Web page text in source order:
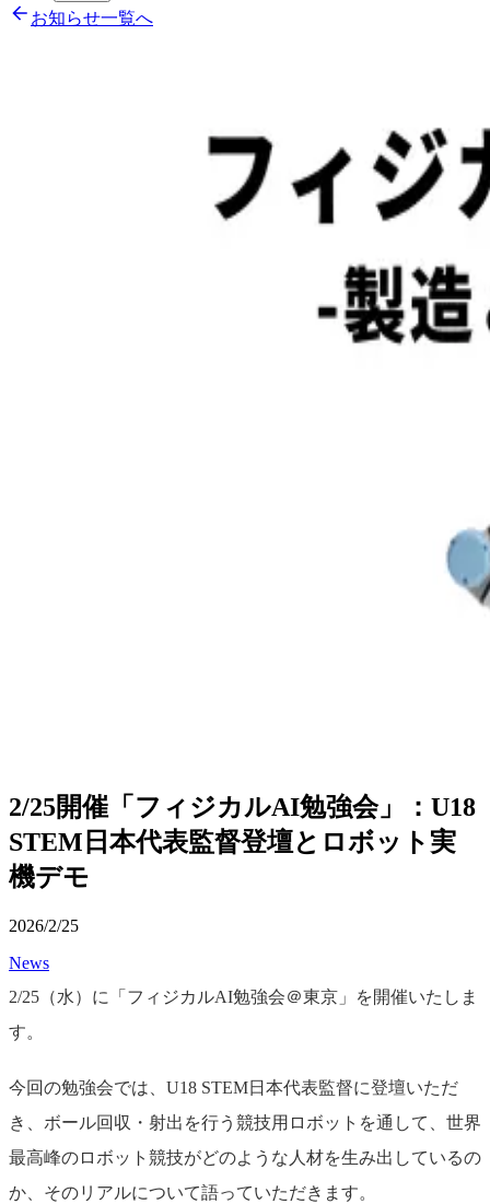
お知らせ一覧へ
2/25開催「フィジカルAI勉強会」：U18
STEM日本代表監督登壇とロボット実
機デモ
2026/2/25
News
2/25（水）に「フィジカルAI勉強会＠東京」を開催いたしま
す。
今回の勉強会では、U18 STEM日本代表監督に登壇いただ
き、ボール回収・射出を行う競技用ロボットを通して、世界
最高峰のロボット競技がどのような人材を生み出しているの
か、そのリアルについて語っていただきます。